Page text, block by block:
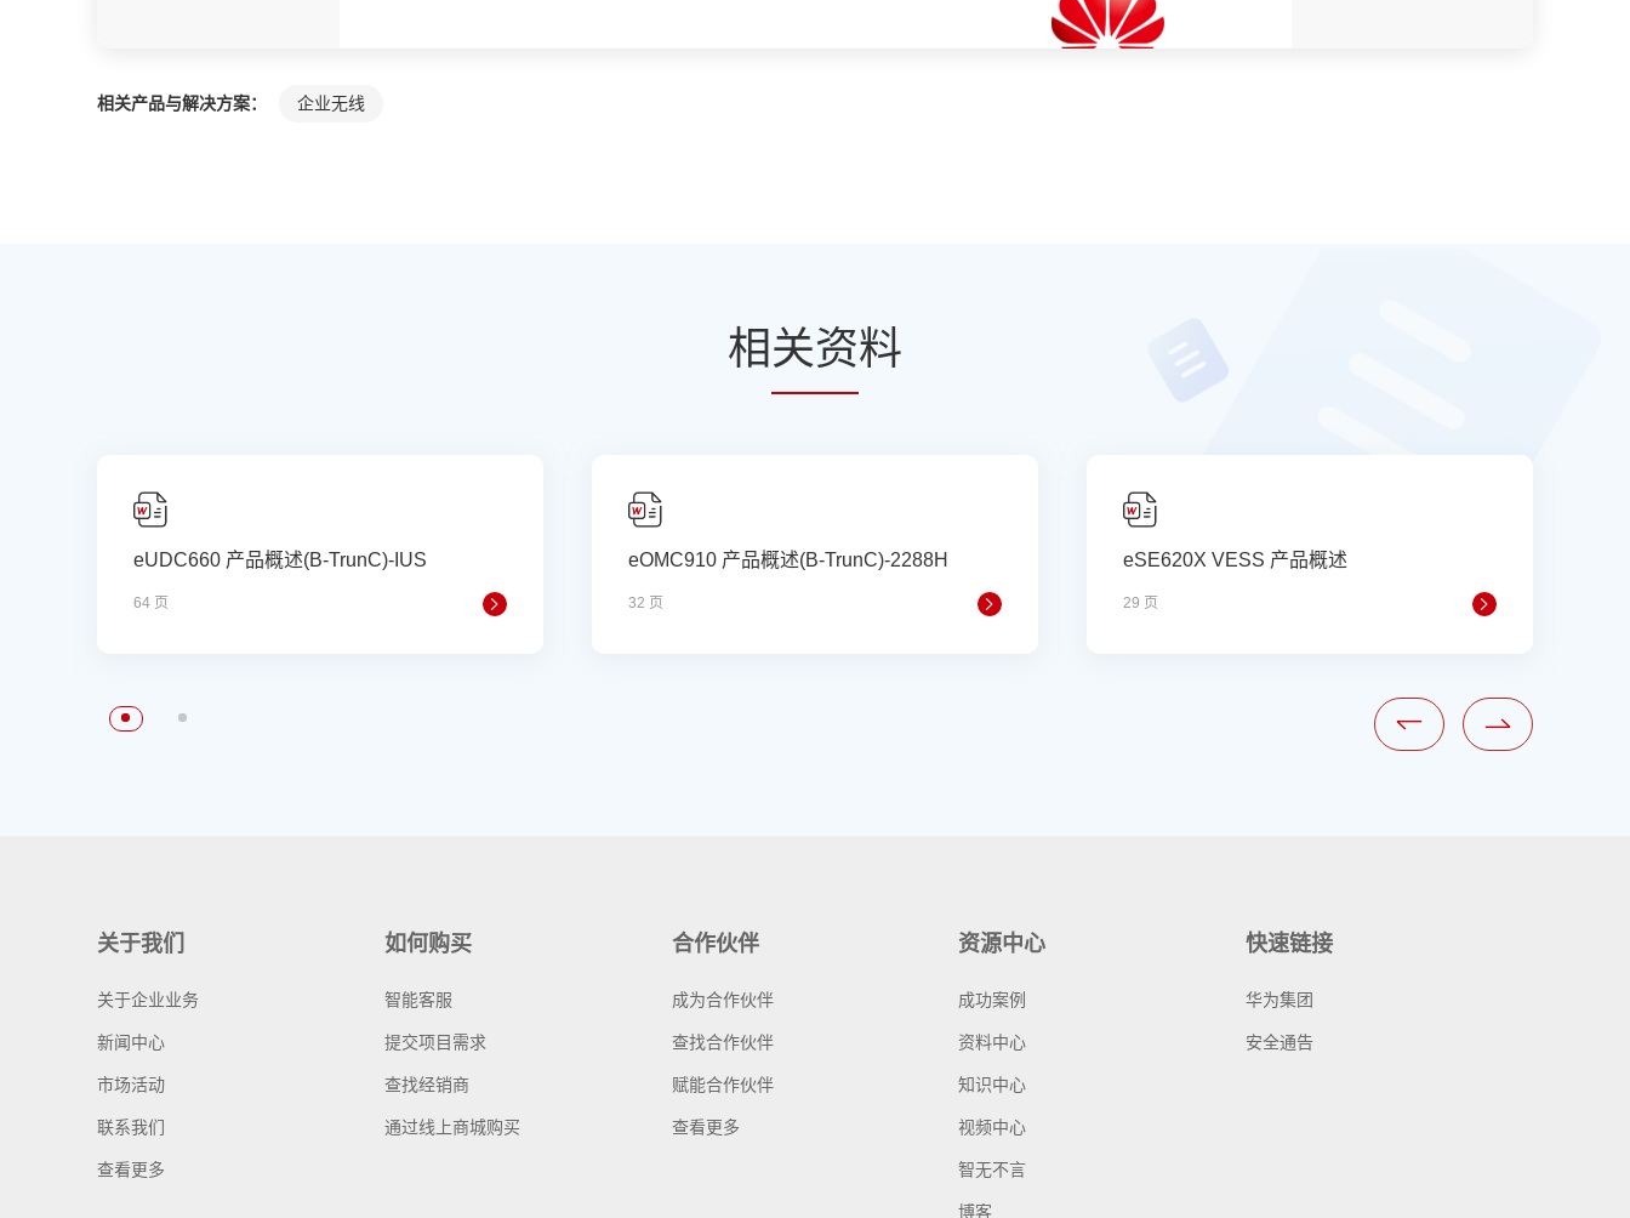
相关产品与解决方案： 企业无线
相关资料
eUDC660 产品概述(B-TrunC)-IUS
64 页
eOMC910 产品概述(B-TrunC)-2288H
32 页
eSE620X VESS 产品概述
29 页
关于我们
关于企业业务
新闻中心
市场活动
联系我们
查看更多
如何购买
智能客服
提交项目需求
查找经销商
通过线上商城购买
合作伙伴
成为合作伙伴
查找合作伙伴
赋能合作伙伴
查看更多
资源中心
成功案例
资料中心
知识中心
视频中心
智无不言
博客
快速链接
华为集团
安全通告